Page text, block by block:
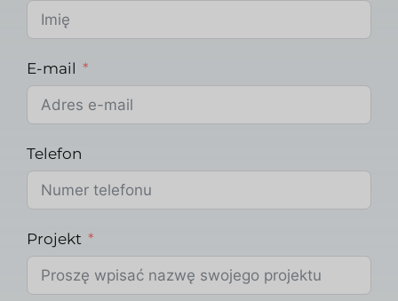
E-mail
Telefon
Projekt